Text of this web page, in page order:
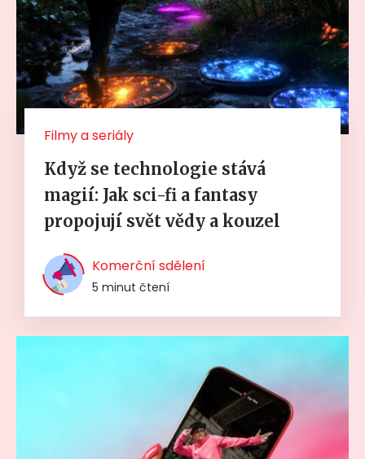
Filmy a seriály
Když se technologie stává
magií: Jak sci-fi a fantasy
propojují svět vědy a kouzel
Komerční sdělení
5 minut čtení